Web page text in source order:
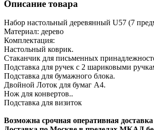
Описание товара
Набор настольный деревянный U57 (7
Материал: дерево
Комплектация:
Настольный коврик.
Стаканчик для письменных
Подставка для ручек с 2 шариковыми
Подставка для бумажного блока.
Двойной Лоток для бумаг А4.
Нож для конвертов..
Подставка для визиток
Возможна срочная оперативная доставка